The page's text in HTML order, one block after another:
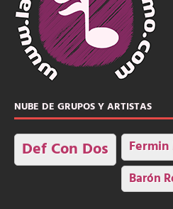
NUBE DE GRUPOS Y ARTISTAS
Def Con Dos
Barón